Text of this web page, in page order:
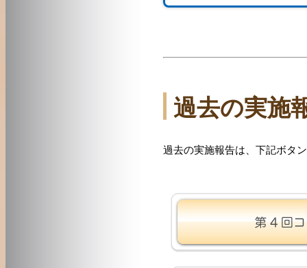
過去の実施
過去の実施報告は、下記ボタ